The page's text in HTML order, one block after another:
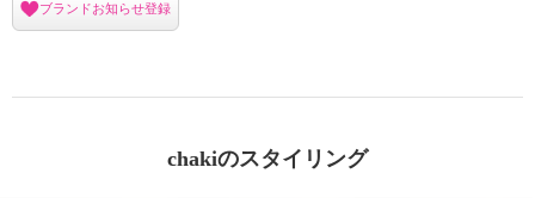
ブランドお知らせ登録
chakiのスタイリング